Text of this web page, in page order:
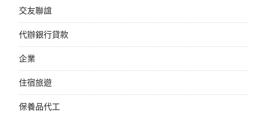
交友聯誼
代辦銀行貸款
企業
住宿旅遊
保養品代工